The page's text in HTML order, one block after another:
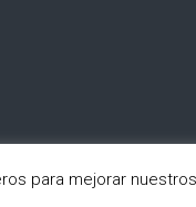
reserved.
para mejorar